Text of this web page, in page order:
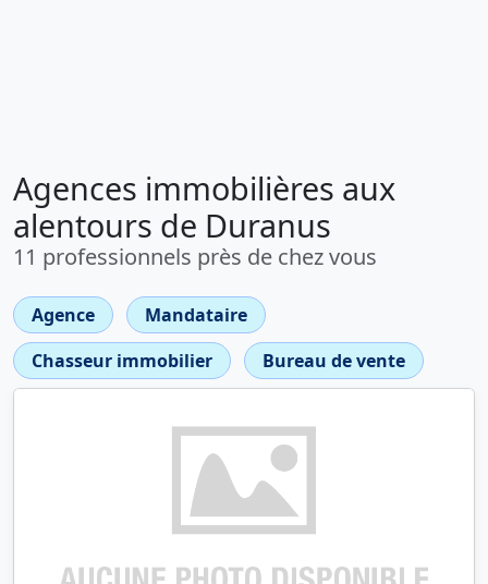
Agences immobilières aux
alentours de Duranus
11 professionnels près de chez vous
Agence
Mandataire
Chasseur immobilier
Bureau de vente